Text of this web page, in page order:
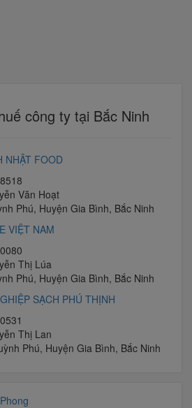
công ty tại Bắc Ninh
NHẬT FOOD
Văn Hoạt
Phú, Huyện Gia Bình, Bắc Ninh
VIỆT NAM
Thị Lúa
Phú, Huyện Gia Bình, Bắc Ninh
SẠCH PHÚ THỊNH
Thị Lan
Phú, Huyện Gia Bình, Bắc Ninh